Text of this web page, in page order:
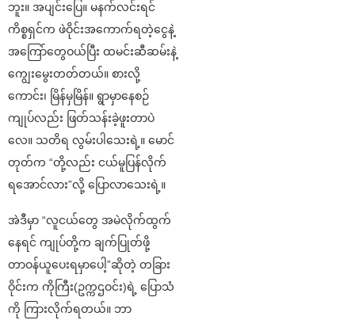
ဘူး။ အပျင်းပြေ။ မနက်လင်းရင်
ကိစ္စရှင်က ဖဲဝိုင်းအကောက်ရတဲ့ငွေနဲ့
အကြော်တွေဝယ်ပြီး ထမင်းဆီဆမ်းနဲ့
ကျွေးမွေးတတ်တယ်။ စားလို့
ကောင်း၊ မြိန်မှမြိန်။ ရွာမှာနေစဉ်
ကျုပ်လည်း ဖြတ်သန်းခဲ့ဖူးတာပဲ
လေ။ သတိရ လွမ်းပါသေးရဲ့။ မောင်
တုတ်က “တို့လည်း ငယ်မူပြန်လိုက်
ရအောင်လား”လို့ ပြောလာသေးရဲ့။
အဲဒီမှာ “လူငယ်တွေ အမဲလိုက်ထွက်
နေရင် ကျုပ်တို့က ချက်ပြုတ်ဖို့
တာဝန်ယူပေးရမှာပေါ့”ဆိုတဲ့ တခြား
ဝိုင်းက ကိုကြီး(ဥက္ကဌဝင်း)ရဲ့ ပြောသံ
ကို ကြားလိုက်ရတယ်။ ဘာ